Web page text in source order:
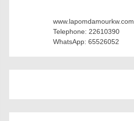
www.lapomdamourkw.com
Telephone: 22610390
WhatsApp: 65526052